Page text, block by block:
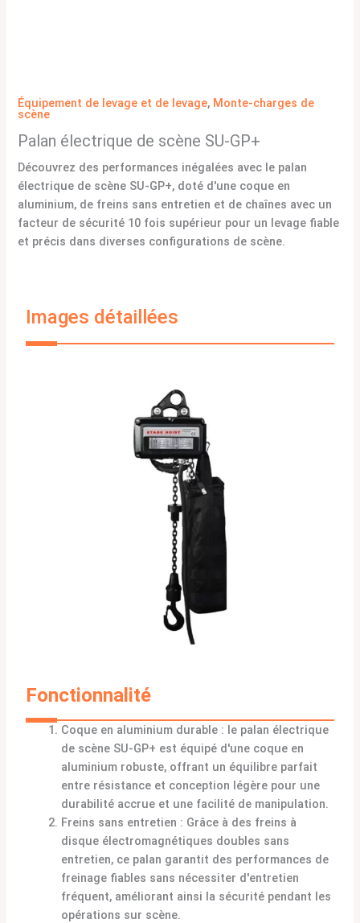
Équipement de levage et de levage, Monte-charges de
scène
Palan électrique de scène SU-GP+
Découvrez des performances inégalées avec le palan
électrique de scène SU-GP+, doté d'une coque en
aluminium, de freins sans entretien et de chaînes avec un
facteur de sécurité 10 fois supérieur pour un levage fiable
et précis dans diverses configurations de scène.
Images détaillées
Fonctionnalité
Coque en aluminium durable : le palan électrique
de scène SU-GP+ est équipé d'une coque en
aluminium robuste, offrant un équilibre parfait
entre résistance et conception légère pour une
durabilité accrue et une facilité de manipulation.
Freins sans entretien : Grâce à des freins à
disque électromagnétiques doubles sans
entretien, ce palan garantit des performances de
freinage fiables sans nécessiter d'entretien
fréquent, améliorant ainsi la sécurité pendant les
opérations sur scène.